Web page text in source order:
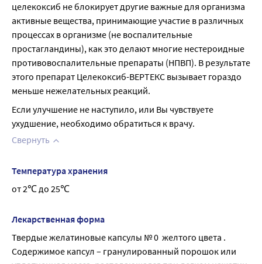
целекоксиб не блокирует другие важные для организма
активные вещества, принимающие участие в различных
процессах в организме (не воспалительные
простагландины), как это делают многие нестероидные
противовоспалительные препараты (НПВП). В результате
этого препарат Целекоксиб-ВЕРТЕКС вызывает гораздо
меньше нежелательных реакций.
Если улучшение не наступило, или Вы чувствуете
ухудшение, необходимо обратиться к врачу.
Свернуть
Температура хранения
от 2℃ до 25℃
Лекарственная форма
Твердые желатиновые капсулы № 0  желтого цвета .
Содержимое капсул – гранулированный порошок или